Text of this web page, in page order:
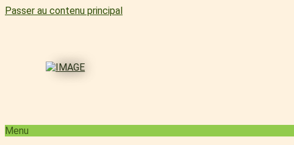
Passer au contenu principal
Menu